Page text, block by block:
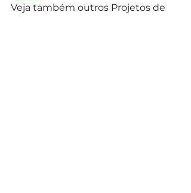
Veja também outros Projetos de